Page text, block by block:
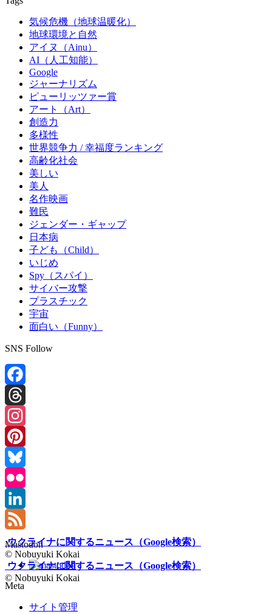
気候危機（地球温暖化）
地球環境と自然
アイヌ（Ainu）
AI（人工知能）
Google
ジャーナリズム
ピューリッツァー賞
アート（Art）
創造力
多様性
世界競争力 / 幸福度ランキング
高齢化社会
美しい
美人
名作映画
難民
ジェンダー・ギャップ
日本病
子ども（Child）
いじめ
Spy（スパイ）
サイバー攻撃
プラスチック
宇宙
面白い（Funny）
SNS Follow
Facebook
Threads
Instagram
Pinterest
Bluesky
Flickr
LinkedIn
Feed
Mastodon
Meta
サイト管理
ウクライナに関するニュース（Google検索）
© Nobuyuki Kokai
ウクライナに関するニュース（Google検索）
© Nobuyuki Kokai